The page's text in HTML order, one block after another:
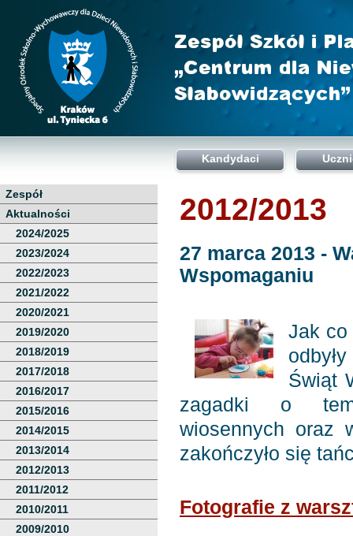
Kandydaci
Zespół
Aktualności
2024/2025
2023/2024
2022/2023
2021/2022
2020/2021
2019/2020
2018/2019
2017/2018
2016/2017
2015/2016
2014/2015
2013/2014
2012/2013
2011/2012
2010/2011
2009/2010
2012/2013
27 marca 2013 -
Wspomaganiu
Jak co
Świąt
zagadki o
wiosennych oraz
zakończyło się
Fotografie z